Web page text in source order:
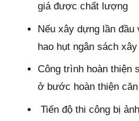
giá được chất lượng
Nếu xây dựng lần
hao hụt ngân sách
Công trình hoàn thiện
ở bước hoàn thiện
Tiến độ thi công bị